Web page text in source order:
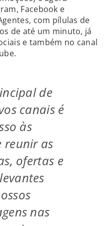
Facebook e
com pílulas de
de até um minuto, já
e também no canal
de
canais é
às
reunir as
ofertas e
nas